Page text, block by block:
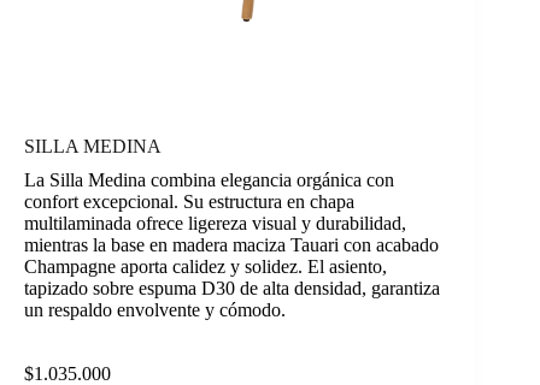
SILLA MEDINA
La Silla Medina combina elegancia orgánica con
confort excepcional. Su estructura en chapa
multilaminada ofrece ligereza visual y durabilidad,
mientras la base en madera maciza Tauari con acabado
Champagne aporta calidez y solidez. El asiento,
tapizado sobre espuma D30 de alta densidad, garantiza
un respaldo envolvente y cómodo.
$1.035.000